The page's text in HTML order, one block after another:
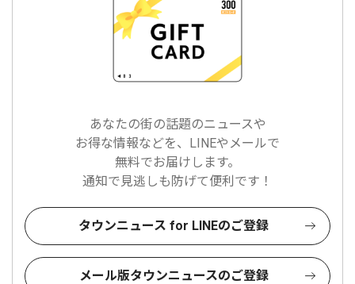
あなたの街の話題のニュースや
お得な情報などを、LINEやメールで
無料でお届けします。
通知で見逃しも防げて便利です！
タウンニュース for LINEのご登録
メール版タウンニュースのご登録